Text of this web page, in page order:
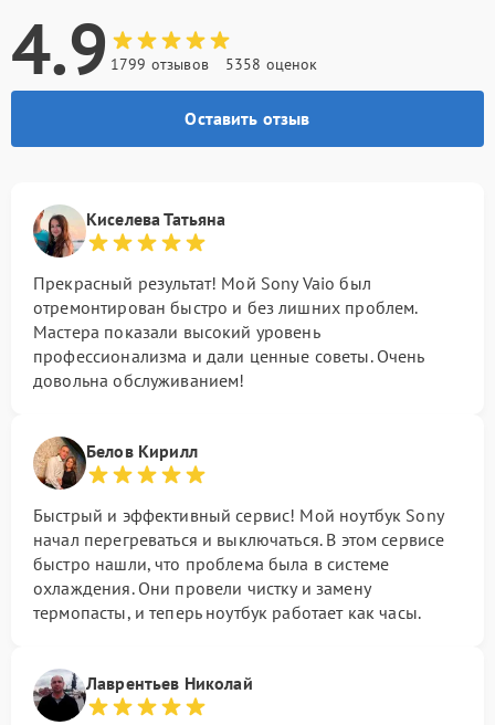
4.9 1799 отзывов 5358 оценок
Оставить отзыв
Киселева Татьяна
Прекрасный результат! Мой Sony Vaio был
отремонтирован быстро и без лишних проблем.
Мастера показали высокий уровень
профессионализма и дали ценные советы. Очень
довольна обслуживанием!
Белов Кирилл
Быстрый и эффективный сервис! Мой ноутбук Sony
начал перегреваться и выключаться. В этом сервисе
быстро нашли, что проблема была в системе
охлаждения. Они провели чистку и замену
термопасты, и теперь ноутбук работает как часы.
Лаврентьев Николай